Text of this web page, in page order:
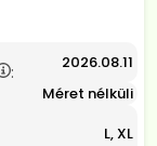
: 2026.08.11
Méret nélküli
L, XL